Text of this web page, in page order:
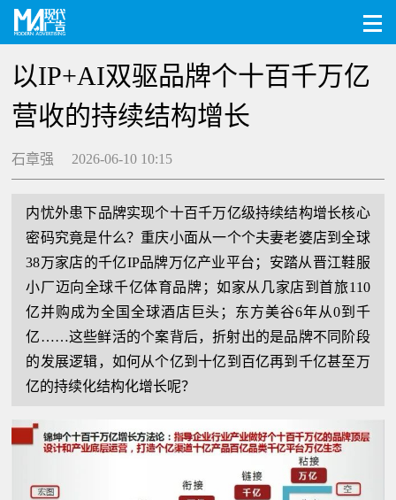
以IP+AI双驱品牌个十百千万亿
营收的持续结构增长
石章强 2026-06-10 10:15
内忧外患下品牌实现个十百千万亿级持续结构增长核心
密码究竟是什么？重庆小面从一个个夫妻老婆店到全球
38万家店的千亿IP品牌万亿产业平台；安踏从晋江鞋服
小厂迈向全球千亿体育品牌；如家从几家店到首旅110
亿并购成为全国全球酒店巨头；东方美谷6年从0到千
亿……这些鲜活的个案背后，折射出的是品牌不同阶段
的发展逻辑，如何从个亿到十亿到百亿再到千亿甚至万
亿的持续化结构化增长呢？